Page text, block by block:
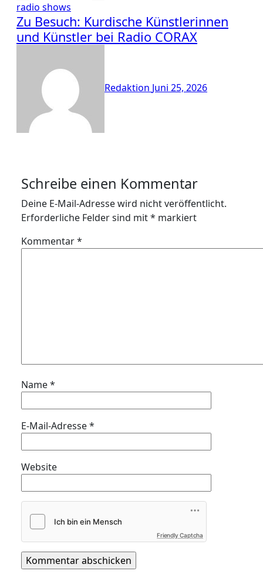
radio shows
Zu Besuch: Kurdische Künstlerinnen
und Künstler bei Radio CORAX
Redaktion Juni 25, 2026
Schreibe einen Kommentar
Deine E-Mail-Adresse wird nicht veröffentlicht.
Erforderliche Felder sind mit* markiert
Kommentar*
Name*
E-Mail-Adresse*
Website
Friendly Captcha